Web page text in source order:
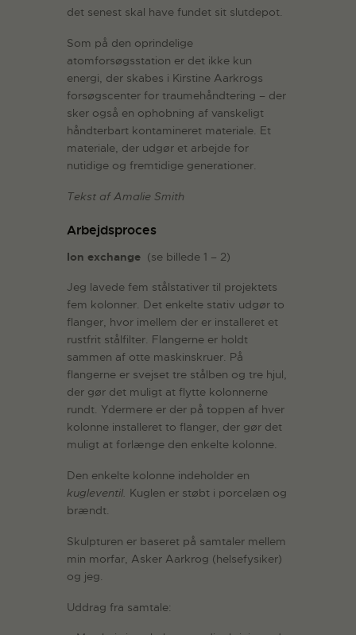
det senest skal have fundet sit slutdepot.
Som på den oprindelige
atomforsøgsstation er det ikke kun
energi, der skabes i Kirstine Aarkrogs
forsøgscenter for traumehåndtering – der
sker også en ophobning af vanskeligt
håndterbart kontamineret materiale. Et
materiale, der udgør et arbejde for
nutidige og fremtidige generationer.
Tekst af Amalie Smith
Arbejdsproces
Ion exchange (se billede 1 – 2)
Jeg lavede fem stålstativer til projektets
fem kolonner. Det enkelte stativ udgør to
flanger, hvor imellem der er installeret et
rustfrit stålfilter. Flangerne er holdt
sammen af otte maskinskruer. På
flangerne er svejset tre stålben og tre hjul,
der gør det muligt at flytte kolonnerne
rundt. Ydermere er der på toppen af hver
kolonne installeret to flanger, der gør det
muligt at forlænge den enkelte kolonne.
Den enkelte kolonne indeholder en
kugleventil. Kuglen er støbt i porcelæn og
brændt.
Skulpturen er baseret på samtaler mellem
min morfar, Asker Aarkrog (helsefysiker)
og jeg.
Uddrag fra samtale: